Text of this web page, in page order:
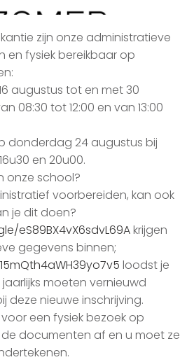
zijn onze administratieve
en fysiek bereikbaar op
augustus tot en met 30
08:30 tot 12:00 en van 13:00
donderdag 24 augustus bij
en 20u00.
onze school?
voorbereiden, kan ook
je dit doen?
eS89BX4vX6sdvL69Akrijgen
gegevens binnen;
loodst je
moeten vernieuwd
deze nieuwe inschrijving.
een fysiek bezoek op
de documenten af en u moet ze